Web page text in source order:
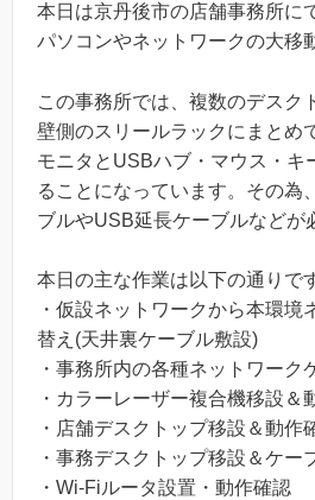
本日は京丹後市の店舗事務所に
パソコンやネットワークの大移
この事務所では、複数のデスク
壁側のスリールラックにまとめ
モニタとUSBハブ・マウス・キ
ることになっています。その為
ブルやUSB延長ケーブルなどが
本日の主な作業は以下の通りで
・仮設ネットワークから本環境
替え(天井裏ケーブル敷設)
・事務所内の各種ネットワーク
・カラーレーザー複合機移設＆
・店舗デスクトップ移設＆動作
・事務デスクトップ移設＆ケー
・Wi-Fiルータ設置・動作確認